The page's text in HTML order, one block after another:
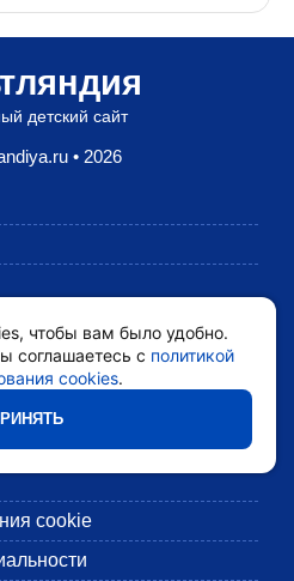
детский сайт
• 2026
cookie
чтобы вам было удобно.
соглашаетесь с политикой
cookies.